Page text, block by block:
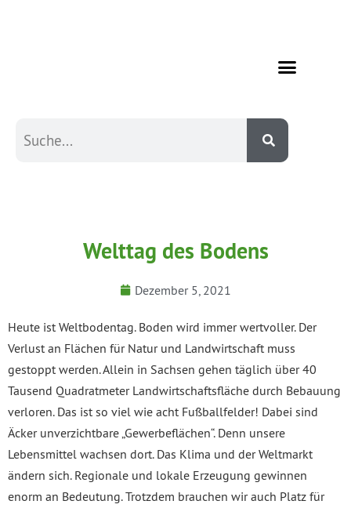
Welttag des Bodens
Dezember 5, 2021
Heute ist Weltbodentag. Boden wird immer wertvoller. Der
Verlust an Flächen für Natur und Landwirtschaft muss
gestoppt werden. Allein in Sachsen gehen täglich über 40
Tausend Quadratmeter Landwirtschaftsfläche durch Bebauung
verloren. Das ist so viel wie acht Fußballfelder! Dabei sind
Äcker unverzichtbare „Gewerbeflächen“. Denn unsere
Lebensmittel wachsen dort. Das Klima und der Weltmarkt
ändern sich. Regionale und lokale Erzeugung gewinnen
enorm an Bedeutung. Trotzdem brauchen wir auch Platz für